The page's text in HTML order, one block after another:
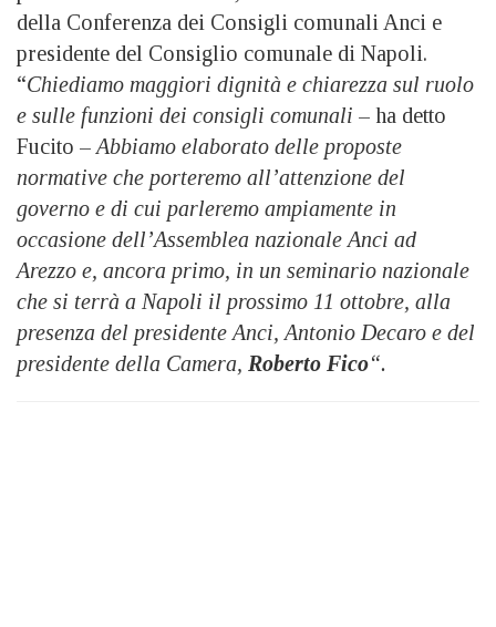
della Conferenza dei Consigli comunali Anci e
presidente del Consiglio comunale di Napoli.
“Chiediamo maggiori dignità e chiarezza sul ruolo
e sulle funzioni dei consigli comunali – ha detto
Fucito – Abbiamo elaborato delle proposte
normative che porteremo all’attenzione del
governo e di cui parleremo ampiamente in
occasione dell’Assemblea nazionale Anci ad
Arezzo e, ancora primo, in un seminario nazionale
che si terrà a Napoli il prossimo 11 ottobre, alla
presenza del presidente Anci, Antonio Decaro e del
presidente della Camera, Roberto Fico“.